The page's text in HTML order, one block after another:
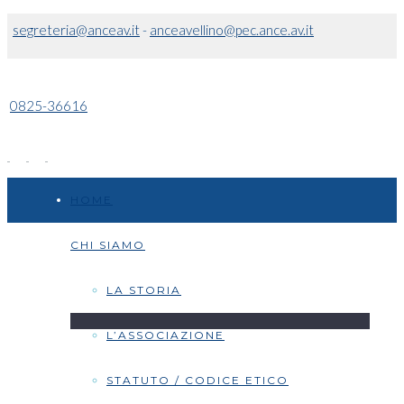
segreteria@anceav.it- anceavellino@pec.ance.av.it
0825-36616
CHI SIAMO
LA STORIA
L’ASSOCIAZIONE
STATUTO / CODICE ETICO